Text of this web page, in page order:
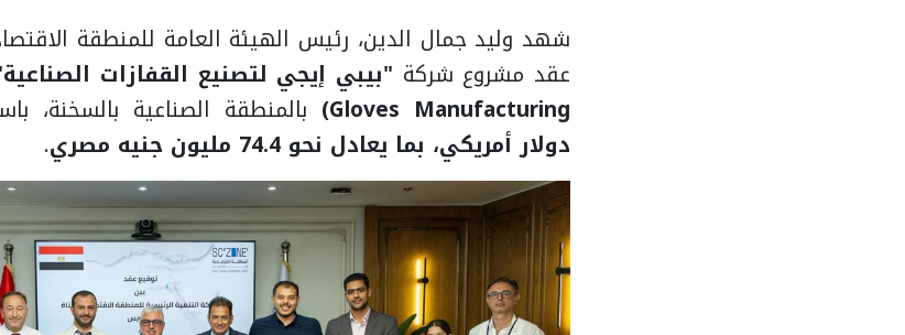
شهد وليد جمال الدين، رئيس الهيئة العامة للمنطقة
عقد مشروع شركة
Gloves Manufacturing) بالمنطقة الصناعية بالسخنة،
دولار أمريكي، بما يعادل نحو 74.4 مليون جنيه مصري
.